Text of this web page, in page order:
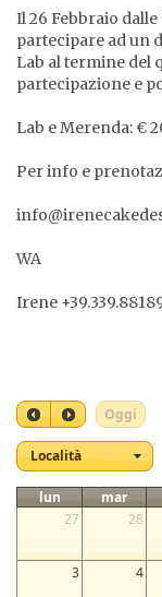
Il 26 Febbraio dalle
partecipare ad un
Lab al termine del
partecipazione e
Lab e Merenda: €
Per info e
WA
Irene
Oggi
Località
lun mar
27
28
3 4